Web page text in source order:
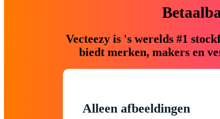
Vecteezy is 's werelds #1
biedt merken, makers en
Alleen afbeeldingen